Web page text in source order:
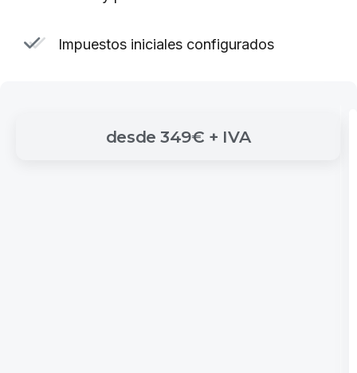
Impuestos iniciales configurados
desde 349€ + IVA